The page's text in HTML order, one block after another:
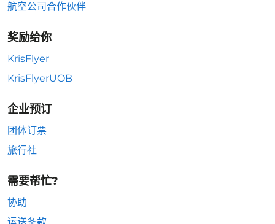
航空公司合作伙伴
奖励给你
KrisFlyer
KrisFlyerUOB
企业预订
团体订票
旅行社
需要帮忙?
协助